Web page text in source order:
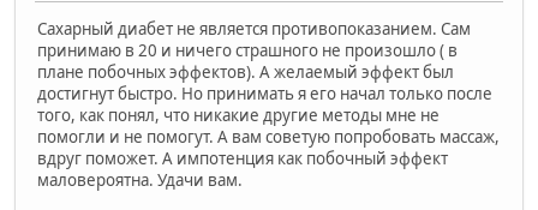
Сахарный диабет не является противопоказанием. Сам
принимаю в 20 и ничего страшного не произошло ( в
плане побочных эффектов). А желаемый эффект был
достигнут быстро. Но принимать я его начал только после
того, как понял, что никакие другие методы мне не
помогли и не помогут. А вам советую попробовать массаж,
вдруг поможет. А импотенция как побочный эффект
маловероятна. Удачи вам.